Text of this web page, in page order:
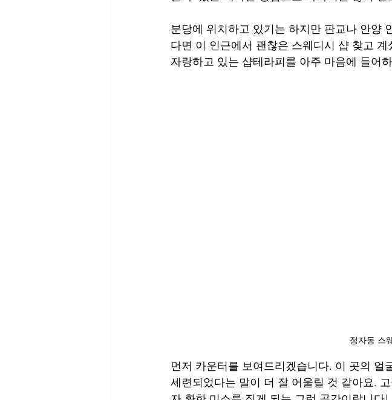
분당에 위치하고 있기는 하지만 판교나 안양
다면 이 인근에서 괜찮은 스웨디시 샵 찾고
자랑하고 있는 샵테라피를 아주 마음에 들어
정자동 스
먼저 카운터를 보여드리겠습니다. 이 곳의
세련되었다는 말이 더 잘 어울릴 것 같아요.